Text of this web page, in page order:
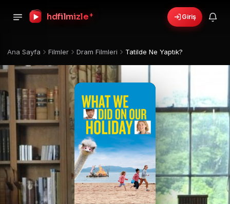
hdfilmizle + Giriş
Ana Sayfa Filmler Dram Filmleri Tatilde Ne Yaptık?